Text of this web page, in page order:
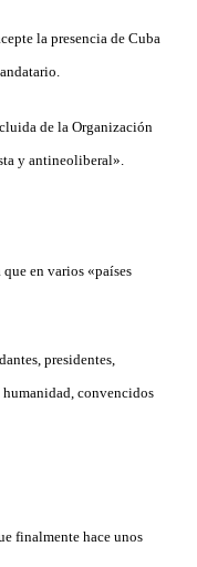
la presencia de Cuba
de la Organización
y antineoliberal».
en varios «países
presidentes,
convencidos
finalmente hace unos